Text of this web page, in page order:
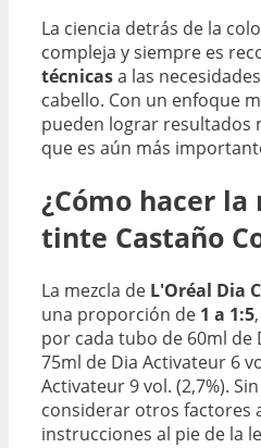
La ciencia detrás de la
compleja y siempre es
técnicasa las
cabello. Con un enfoque
pueden lograr resultados
que es aún más
¿Cómo hacer la
tinte Castaño
La mezcla de L'Oréal Dia
una proporción de 1 a 1:5
por cada tubo de 60ml de
75ml de Dia Activateur 6
Activateur 9 vol. (2,7%).
considerar otros factores
instrucciones al pie de la